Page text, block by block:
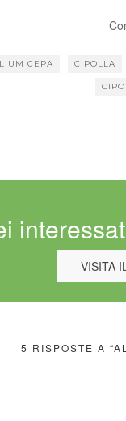
CEPA CIPOLLA
VISITA
5 RISPOSTE A